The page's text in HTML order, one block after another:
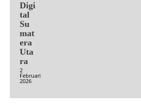
Digi
tal
Su
mat
era
Uta
ra
2
Februari
2026